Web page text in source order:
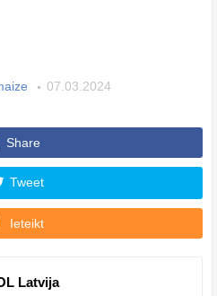
07.03.2024
Share
Tweet
Ieteikt
Latvija